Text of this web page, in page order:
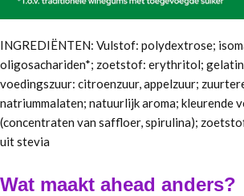
INGREDIËNTEN: Vulstof: polydextrose;
oligosachariden*; zoetstof: erythritol;
voedingszuur: citroenzuur, appelzuur;
natriummalaten; natuurlijk aroma; kleurende
(concentraten van saffloer, spirulina);
uit stevia
Wat maakt ahead anders?